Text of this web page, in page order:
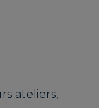
ateliers,